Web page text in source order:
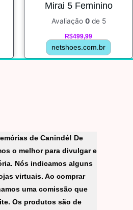
Mirai 5 Feminino
Avaliação 0de 5
R$499,99
netshoes.com.br
de Canindé! De
o melhor para divulgar e
Nós indicamos alguns
virtuais. Ao comprar
uma comissão que
Os produtos são de